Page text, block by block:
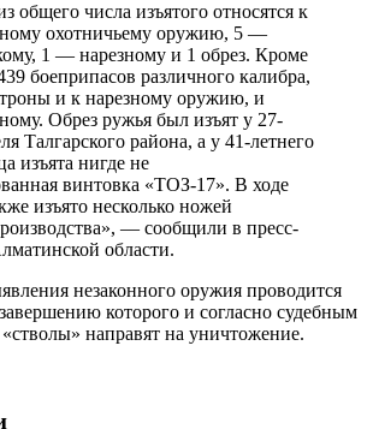
общего числа изъятого относятся к
охотничьему оружию, 5 —
1 — нарезному и 1 обрез. Кроме
боеприпасов различного калибра,
и к нарезному оружию, и
Обрез ружья был изъят у 27-
Талгарского района, а у 41-летнего
изъята нигде не
винтовка «ТОЗ-17». В ходе
изъято несколько ножей
— сообщили в пресс-
области.
незаконного оружия проводится
которого и согласно судебным
направят на уничтожение.